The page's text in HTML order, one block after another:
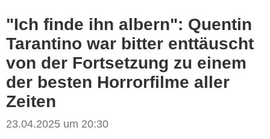
"Ich finde ihn albern": Quentin
Tarantino war bitter enttäuscht
von der Fortsetzung zu einem
der besten Horrorfilme aller
Zeiten
23.04.2025 um 20:30